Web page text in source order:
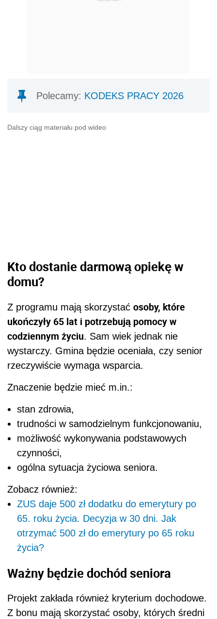
Polecamy: KODEKS PRACY 2026
Dalszy ciąg materiału pod wideo
Kto dostanie darmową opiekę w
domu?
Z programu mają skorzystać osoby, które
ukończyły 65 lat i potrzebują pomocy w
codziennym życiu. Sam wiek jednak nie
wystarczy. Gmina będzie oceniała, czy senior
rzeczywiście wymaga wsparcia.
Znaczenie będzie mieć m.in.:
stan zdrowia,
trudności w samodzielnym funkcjonowaniu,
możliwość wykonywania podstawowych
czynności,
ogólna sytuacja życiowa seniora.
Zobacz również:
ZUS daje 500 zł dodatku do emerytury po
65. roku życia. Decyzja w 30 dni. Jak
otrzymać 500 zł do emerytury po 65 roku
życia?
Ważny będzie dochód seniora
Projekt zakłada również kryterium dochodowe.
Z bonu mają skorzystać osoby, których średni